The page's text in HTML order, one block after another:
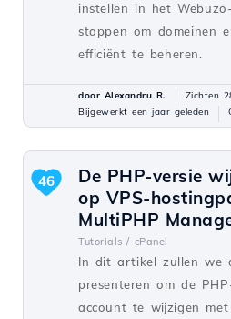
instellen in het
stappen om domeinen
efficiënt te beheren.
door Alexandru R.
Zichten
Bijgewerkt een jaar geleden
De PHP-versie
op VPS-
MultiPHP
Tutorials / cPanel
In dit artikel zullen we
presenteren om de
account te wijzigen
46